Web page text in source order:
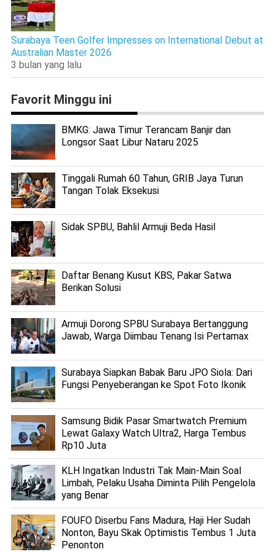
Surabaya Teen Golfer Impresses on International Debut at
Australian Master 2026
3 bulan yang lalu
Favorit Minggu ini
BMKG: Jawa Timur Terancam Banjir dan
Longsor Saat Libur Nataru 2025
Tinggali Rumah 60 Tahun, GRIB Jaya Turun
Tangan Tolak Eksekusi
Sidak SPBU, Bahlil Armuji Beda Hasil
Daftar Benang Kusut KBS, Pakar Satwa
Berikan Solusi
Armuji Dorong SPBU Surabaya Bertanggung
Jawab, Warga Diimbau Tenang Isi Pertamax
Surabaya Siapkan Babak Baru JPO Siola: Dari
Fungsi Penyeberangan ke Spot Foto Ikonik
Samsung Bidik Pasar Smartwatch Premium
Lewat Galaxy Watch Ultra2, Harga Tembus
Rp10 Juta
KLH Ingatkan Industri Tak Main-Main Soal
Limbah, Pelaku Usaha Diminta Pilih Pengelola
yang Benar
FOUFO Diserbu Fans Madura, Haji Her Sudah
Nonton, Bayu Skak Optimistis Tembus 1 Juta
Penonton